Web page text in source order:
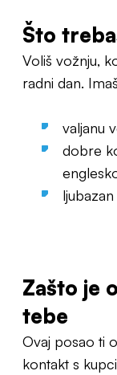
Što
Voliš vožnju,
radni dan.
valjanu
dobre
Zašto je
tebe
Ovaj posao ti
kontakt s